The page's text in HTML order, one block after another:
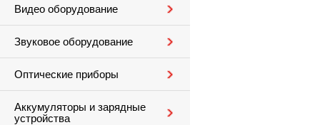
Видео оборудование
Звуковое оборудование
Оптические приборы
Аккумуляторы и зарядные
устройства